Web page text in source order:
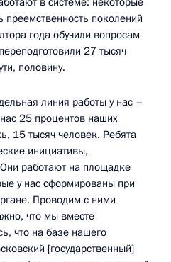
преемственность поколений
года обучили вопросам
27 тысяч
половину.
линия работы у нас –
25 процентов наших
15 тысяч человек. Ребята
инициативы,
работают на площадке
у нас сформированы при
Проводим с ними
что мы вместе
что на базе нашего
[государственный]